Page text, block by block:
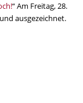
“ Am Freitag, 28.
ausgezeichnet.